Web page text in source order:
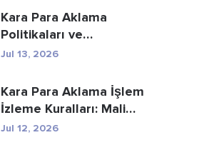
Kara Para Aklama
Politikaları ve
Prosedürleri: Eksiksiz Bir
Jul 13, 2026
Kara Para Aklama İşlem
İzleme Kuralları: Mali
Suçları Nasıl...
Jul 12, 2026